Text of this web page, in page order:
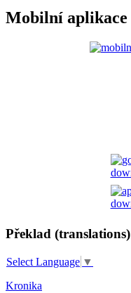
Mobilní aplikace
Překlad (translations)
Select Language ▼
Kronika